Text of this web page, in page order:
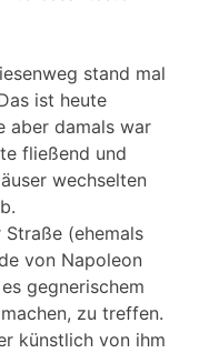
stand mal
ist heute
aber damals war
fließend und
wechselten
(ehemals
von Napoleon
gegnerischem
zu treffen.
künstlich von ihm